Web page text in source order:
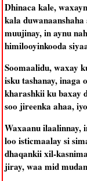
Dhinaca kale,
kala
muujinay, in aynu
himilooyinkooda
Soomaalidu, waxay
isku tashanay, inaga
kharashkii ku baxay
soo jireenka ahaa,
Waxaanu ilaalinnay,
loo isticmaalay si
dhaqankii xil-
jiray, waa mid